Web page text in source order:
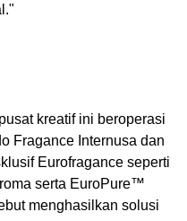
kreatif ini beroperasi
Fragance Internusa dan
Eurofragance seperti
serta EuroPure™
menghasilkan solusi